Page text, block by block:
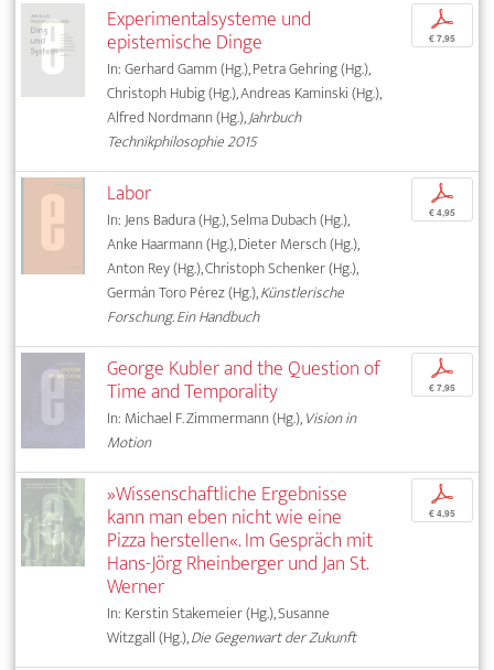
Experimentalsysteme und
epistemische Dinge
In: Gerhard Gamm (Hg.), Petra Gehring (Hg.),
Christoph Hubig (Hg.), Andreas Kaminski (Hg.),
Alfred Nordmann (Hg.),Jahrbuch
Technikphilosophie 2015
p
€ 7,95
Labor
In: Jens Badura (Hg.), Selma Dubach (Hg.),
Anke Haarmann (Hg.), Dieter Mersch (Hg.),
Anton Rey (Hg.), Christoph Schenker (Hg.),
Germán Toro Pérez (Hg.),Künstlerische
Forschung. Ein Handbuch
p
€ 4,95
George Kubler and the Question of
Time and Temporality
In: Michael F. Zimmermann (Hg.),Vision in
Motion
p
€ 7,95
»Wissenschaftliche Ergebnisse
kann man eben nicht wie eine
Pizza herstellen«. Im Gespräch mit
Hans-Jörg Rheinberger und Jan St.
Werner
In: Kerstin Stakemeier (Hg.), Susanne
Witzgall (Hg.),Die Gegenwart der Zukunft
p
€ 4,95